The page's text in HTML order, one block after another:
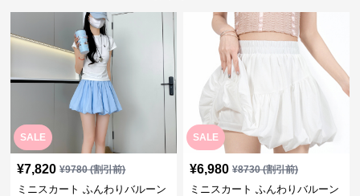
SALE
¥7,820 ¥9780(割引前)
ミニスカート ふんわりバルーン
SALE
¥6,980 ¥8730(割引前)
ミニスカート ふんわりバルーン